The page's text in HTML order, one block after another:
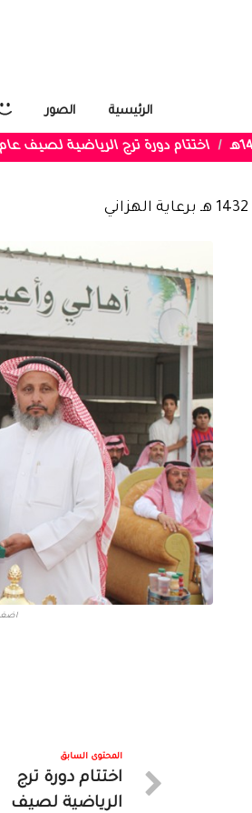
الرئيسية الصور
اختتام دورة ترج الرياضية لصيف عام 1432 هـ برعاية
المحتوى السابق
اختتام دورة ترج
الرياضية لصيف